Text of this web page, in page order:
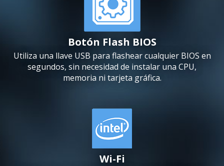
Botón Flash BIOS
Utiliza una llave USB para flashear cualquier BIOS en
segundos, sin necesidad de instalar una CPU,
memoria ni tarjeta gráfica.
Wi-Fi